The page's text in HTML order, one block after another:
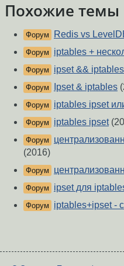
Похожие темы
Форум Redis vs
Форум iptables +
Форум ipset && iptables
Форум Ipset & iptables
Форум iptables ipset
Форум iptables ipset
Форум
(2016)
Форум
Форум ipset для
Форум iptables+ipset -